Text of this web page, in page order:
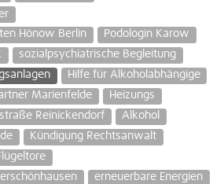
Hönow Berlin
Podologin Karow
sozialpsychiatrische Begleitung
Hilfe für Alkoholabhängige
Marienfelde
Heizungs
Reinickendorf
Alkohol
Kündigung Rechtsanwalt
erneuerbare Energien